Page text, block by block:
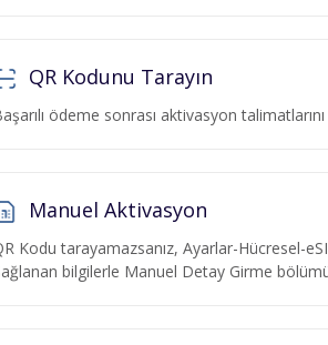
QR Kodunu Tarayın
ödeme sonrası aktivasyon
Manuel Aktivasyon
Kodu tarayamazsanız, Ayarlar-Hücresel-
bilgilerle Manuel Detay Girme